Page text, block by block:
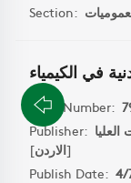
Section:
في الكيمياء
Book Number:
Publisher:
[الاردن]
Publish Date: 4/